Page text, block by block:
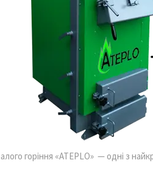
горіння «ATEPLO» — одні з